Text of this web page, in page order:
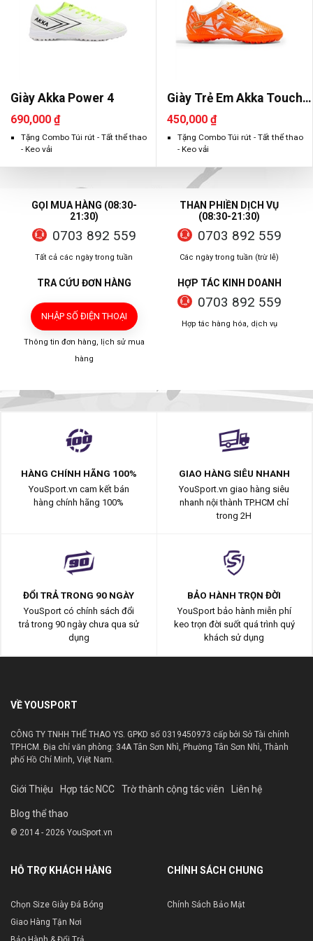
Giày Akka Power 4
690,000 ₫
Tặng Combo Túi rút - Tất thể thao
- Keo vải
Giày Trẻ Em Akka Touch
1.0 TF
450,000 ₫
Tặng Combo Túi rút - Tất thể thao
- Keo vải
GỌI MUA HÀNG (08:30-
21:30)
0703 892 559
Tất cả các ngày trong tuần
THAN PHIỀN DỊCH VỤ
(08:30-21:30)
0703 892 559
Các ngày trong tuần (trừ lễ)
TRA CỨU ĐƠN HÀNG
NHẬP SỐ ĐIỆN THOẠI
Thông tin đơn hàng, lịch sử mua
hàng
HỢP TÁC KINH DOANH
0703 892 559
Hợp tác hàng hóa, dịch vụ
HÀNG CHÍNH HÃNG 100%
YouSport.vn cam kết bán
hàng chính hãng 100%
GIAO HÀNG SIÊU NHANH
YouSport.vn giao hàng siêu
nhanh nội thành TP.HCM chỉ
trong 2H
ĐỔI TRẢ TRONG 90 NGÀY
YouSport có chính sách đổi
trả trong 90 ngày chưa qua sử
dụng
BẢO HÀNH TRỌN ĐỜI
YouSport bảo hành miễn phí
keo trọn đời suốt quá trình quý
khách sử dụng
VỀ YOUSPORT
CÔNG TY TNHH THỂ THAO YS. GPKD số 0319450973 cấp bởi Sở Tài chính
TP.HCM. Địa chỉ văn phòng: 34A Tân Sơn Nhì, Phường Tân Sơn Nhì, Thành
phố Hồ Chí Minh, Việt Nam.
Giới Thiệu Hợp tác NCC Trờ thành cộng tác viên Liên hệ
Blog thể thao
© 2014 - 2026 YouSport.vn
HỖ TRỢ KHÁCH HÀNG
Chọn Size Giày Đá Bóng
Giao Hàng Tận Nơi
CHÍNH SÁCH CHUNG
Chính Sách Bảo Mật